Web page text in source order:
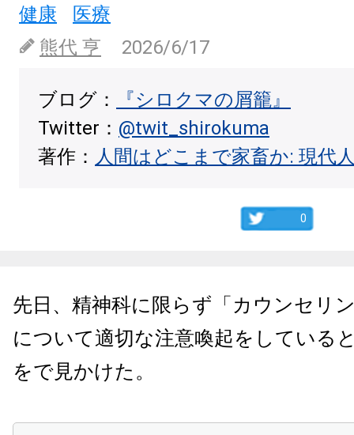
健康
医療
熊代 亨
2026/6/17
ブログ：
『シロクマの屑籠』
Twitter： @twit_shirokuma
著作： 人間はどこまで家畜か: 現代
0
先日、精神科に限らず「カウンセリ
について適切な注意喚起をしている
をで見かけた。